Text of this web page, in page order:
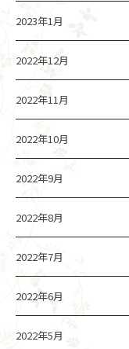
2023年1月
2022年12月
2022年11月
2022年10月
2022年9月
2022年8月
2022年7月
2022年6月
2022年5月